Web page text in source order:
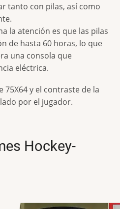
tanto con pilas, así como
la atención es que las pilas
de hasta 60 horas, lo que
una consola que
eléctrica.
75X64 y el contraste de la
por el jugador.
Hockey-